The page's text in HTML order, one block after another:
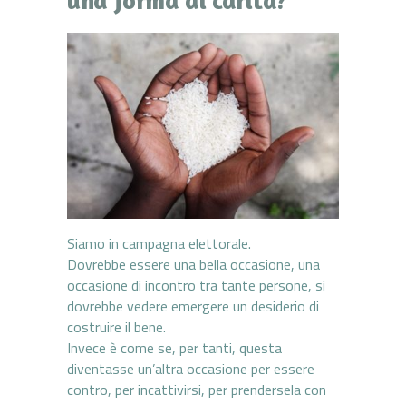
Siamo in campagna elettorale.
Dovrebbe essere una bella occasione, una
occasione di incontro tra tante persone, si
dovrebbe vedere emergere un desiderio di
costruire il bene.
Invece è come se, per tanti, questa
diventasse un’altra occasione per essere
contro, per incattivirsi, per prendersela con